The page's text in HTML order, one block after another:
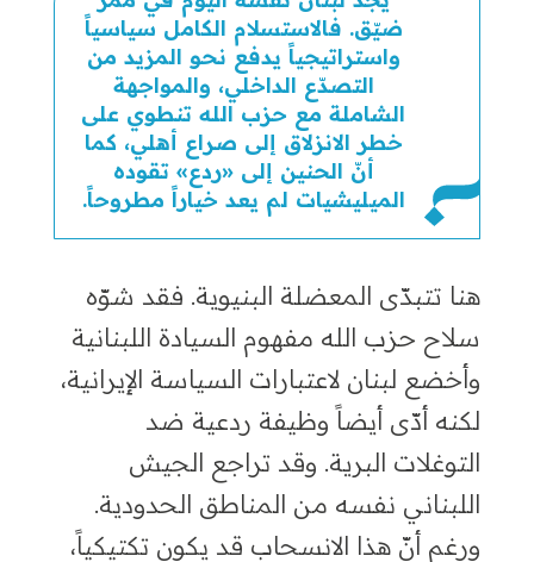
ضيّق. فالاستسلام الكامل سياسياً
واستراتيجياً يدفع نحو المزيد من
التصدّع الداخلي، والمواجهة
الشاملة مع حزب الله تنطوي على
خطر الانزلاق إلى صراع أهلي، كما
أنّ الحنين إلى «ردع» تقوده
الميليشيات لم يعد خياراً مطروحاً.
هنا تتبدّى المعضلة البنيوية. فقد شوّه
سلاح حزب الله مفهوم السيادة اللبنانية
وأخضع لبنان لاعتبارات السياسة الإيرانية،
لكنه أدّى أيضاً وظيفة ردعية ضد
التوغلات البرية. وقد تراجع الجيش
اللبناني نفسه من المناطق الحدودية.
ورغم أنّ هذا الانسحاب قد يكون تكتيكياً،